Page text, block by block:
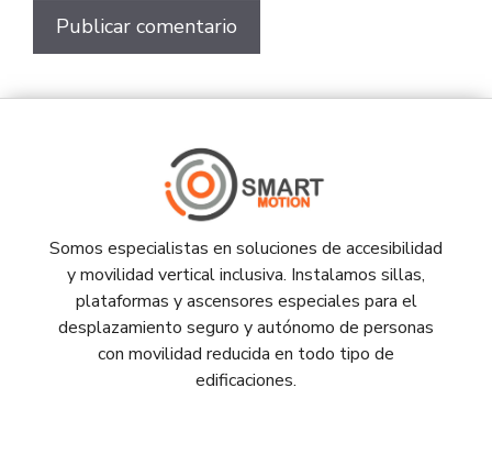
Somos especialistas en soluciones de accesibilidad
y movilidad vertical inclusiva. Instalamos sillas,
plataformas y ascensores especiales para el
desplazamiento seguro y autónomo de personas
con movilidad reducida en todo tipo de
edificaciones.